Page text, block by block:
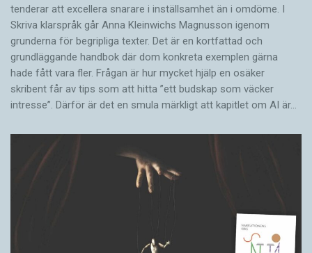
tenderar att excellera snarare i inställsamhet än i omdöme. I
Skriva klarspråk går Anna Kleinwichs Magnusson igenom
grunderna för begripliga texter. Det är en kortfattad och
grundläggande handbok där dom konkreta exemplen gärna
hade fått vara fler. Frågan är hur mycket hjälp en osäker
skribent får av tips som att hitta ”ett budskap som väcker
intresse”. Därför är det en smula märkligt att kapitlet om AI är…